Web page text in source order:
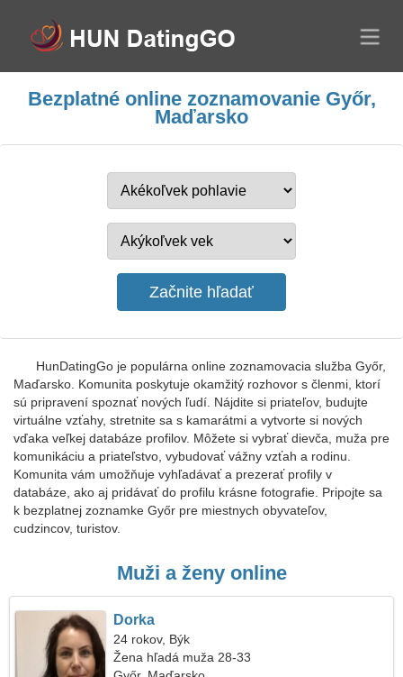
Bezplatné online zoznamovanie Győr,
Maďarsko
HunDatingGo je populárna online zoznamovacia služba Győr,
Maďarsko. Komunita poskytuje okamžitý rozhovor s členmi, ktorí
sú pripravení spoznať nových ľudí. Nájdite si priateľov, budujte
virtuálne vzťahy, stretnite sa s kamarátmi a vytvorte si nových
vďaka veľkej databáze profilov. Môžete si vybrať dievča, muža pre
komunikáciu a priateľstvo, vybudovať vážny vzťah a rodinu.
Komunita vám umožňuje vyhľadávať a prezerať profily v
databáze, ako aj pridávať do profilu krásne fotografie. Pripojte sa
k bezplatnej zoznamke Győr pre miestnych obyvateľov,
cudzincov, turistov.
Muži a ženy online
Dorka
24 rokov, Býk
Žena hľadá muža 28-33